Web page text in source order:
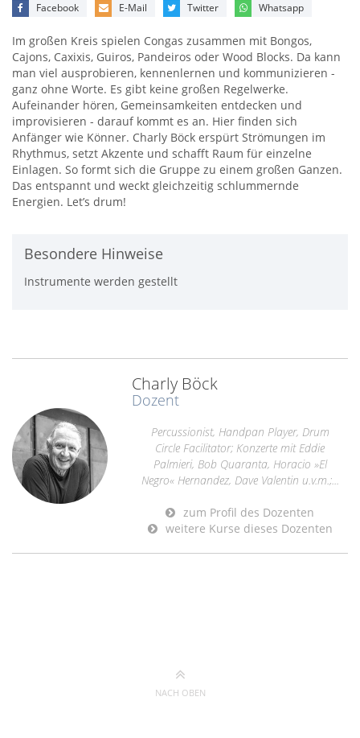
Facebook E-Mail Twitter Whatsapp
Im großen Kreis spielen Congas zusammen mit Bongos,
Cajons, Caxixis, Guiros, Pandeiros oder Wood Blocks. Da kann
man viel ausprobieren, kennenlernen und kommunizieren -
ganz ohne Worte. Es gibt keine großen Regelwerke.
Aufeinander hören, Gemeinsamkeiten entdecken und
improvisieren - darauf kommt es an. Hier finden sich
Anfänger wie Könner. Charly Böck erspürt Strömungen im
Rhythmus, setzt Akzente und schafft Raum für einzelne
Einlagen. So formt sich die Gruppe zu einem großen Ganzen.
Das entspannt und weckt gleichzeitig schlummernde
Energien. Let’s drum!
Besondere Hinweise
Instrumente werden gestellt
Charly Böck
Dozent
Percussionist, Handpan Player, Drum
Circle Facilitator; Konzerte mit Eddie
Palmieri, Bob Quaranta, Horacio »El
Negro« Hernandez, Dave Valentin u.v.m.;...
zum Profil des Dozenten
weitere Kurse dieses Dozenten
NACH OBEN